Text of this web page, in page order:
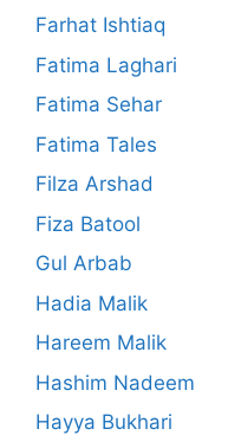
Farhat Ishtiaq
Fatima Laghari
Fatima Sehar
Fatima Tales
Filza Arshad
Fiza Batool
Gul Arbab
Hadia Malik
Hareem Malik
Hashim Nadeem
Hayya Bukhari